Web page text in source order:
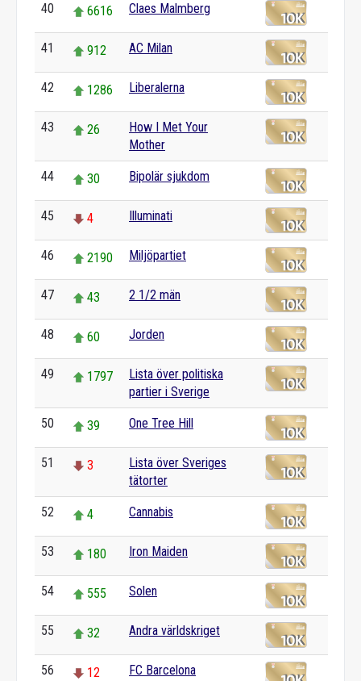
40 6616 Claes Malmberg
41 912 AC Milan
42 1286 Liberalerna
43 26
How I Met Your
Mother
44 30 Bipolär sjukdom
45 4 Illuminati
46 2190 Miljöpartiet
47 43 2 1/2 män
48 60 Jorden
49 1797
Lista över politiska
partier i Sverige
50 39 One Tree Hill
51 3
Lista över Sveriges
tätorter
52 4 Cannabis
53 180 Iron Maiden
54 555 Solen
55 32 Andra världskriget
56 12 FC Barcelona